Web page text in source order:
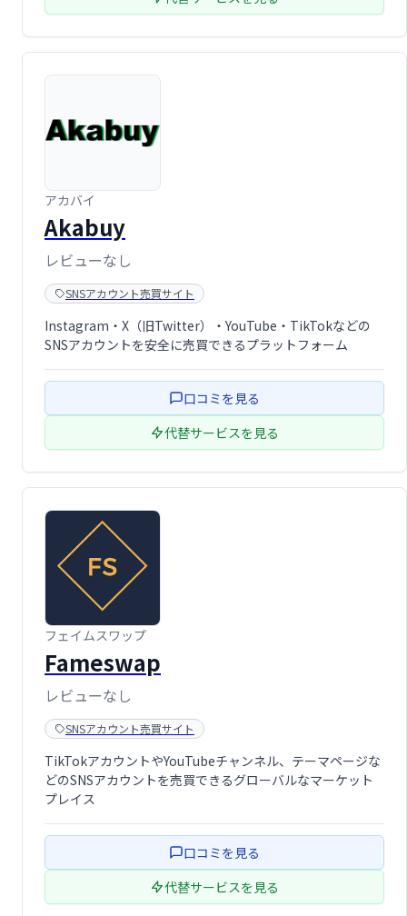
アカバイ
Akabuy
レビューなし
SNSアカウント売買サイト
Instagram・X（旧Twitter）・YouTube・TikTokなどの
SNSアカウントを安全に売買できるプラットフォーム
口コミを見る
代替サービスを見る
フェイムスワップ
Fameswap
レビューなし
SNSアカウント売買サイト
TikTokアカウントやYouTubeチャンネル、テーマページな
どのSNSアカウントを売買できるグローバルなマーケット
プレイス
口コミを見る
代替サービスを見る